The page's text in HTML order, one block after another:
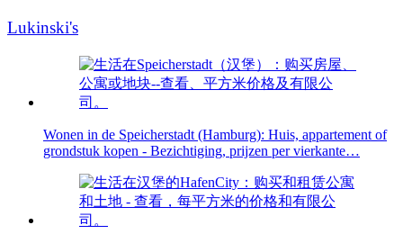
Lukinski's
Wonen in de Speicherstadt (Hamburg): Huis, appartement of
grondstuk kopen - Bezichtiging, prijzen per vierkante…